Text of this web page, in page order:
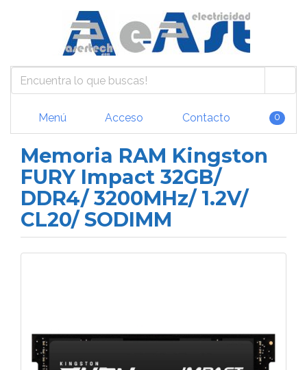
Menú Acceso Contacto 0
Memoria RAM Kingston
FURY Impact 32GB/
DDR4/ 3200MHz/ 1.2V/
CL20/ SODIMM